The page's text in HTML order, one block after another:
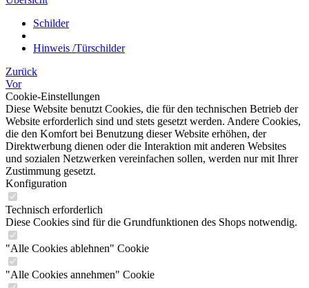
Schilder
Hinweis /Türschilder
Zurück
Vor
Cookie-Einstellungen
Diese Website benutzt Cookies, die für den technischen Betrieb der
Website erforderlich sind und stets gesetzt werden. Andere Cookies,
die den Komfort bei Benutzung dieser Website erhöhen, der
Direktwerbung dienen oder die Interaktion mit anderen Websites
und sozialen Netzwerken vereinfachen sollen, werden nur mit Ihrer
Zustimmung gesetzt.
Konfiguration
Technisch erforderlich
Diese Cookies sind für die Grundfunktionen des Shops notwendig.
"Alle Cookies ablehnen" Cookie
"Alle Cookies annehmen" Cookie